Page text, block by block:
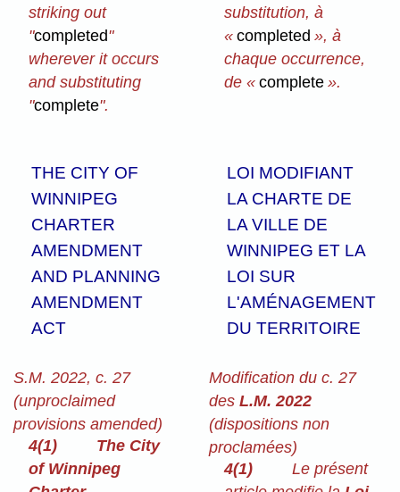
striking out
"completed"
wherever it occurs
and substituting
"complete".
substitution, à
«completed », à
chaque occurrence,
de «complete ».
THE CITY OF
WINNIPEG
CHARTER
AMENDMENT
AND PLANNING
AMENDMENT
ACT
LOI MODIFIANT
LA CHARTE DE
LA VILLE DE
WINNIPEG ET LA
LOI SUR
L'AMÉNAGEMENT
DU TERRITOIRE
S.M. 2022, c. 27
(unproclaimed
provisions amended)
4(1)
The City
of Winnipeg
Modification du c. 27
des L.M. 2022
(dispositions non
proclamées)
4(1)
Le présent